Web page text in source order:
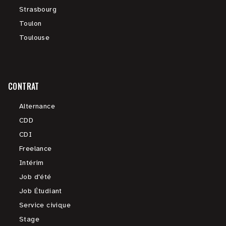
Strasbourg
Toulon
Toulouse
CONTRAT
Alternance
CDD
CDI
Freelance
Intérim
Job d'été
Job Étudiant
Service civique
Stage